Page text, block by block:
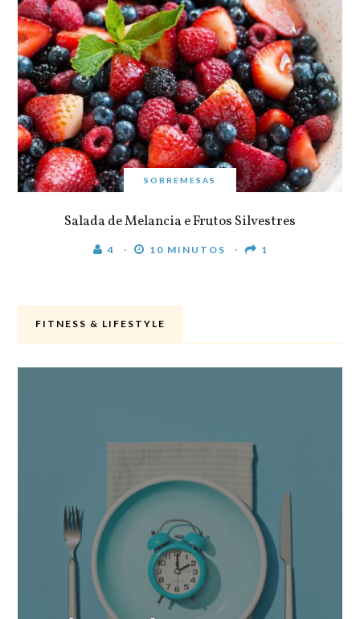
SOBREMESAS
Salada de Melancia e Frutos Silvestres
4 10 MINUTOS 1
FITNESS & LIFESTYLE